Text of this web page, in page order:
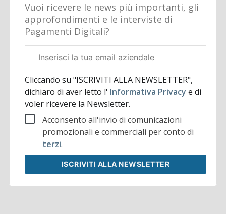
Vuoi ricevere le news più importanti, gli
approfondimenti e le interviste di
Pagamenti Digitali?
aziendale
Cliccando su "ISCRIVITI ALLA NEWSLETTER",
dichiaro di aver letto l' Informativa Privacye di
voler ricevere la Newsletter.
Acconsento all'invio di comunicazioni
promozionali e commerciali per conto di
terzi.
ISCRIVITI ALLA NEWSLETTER